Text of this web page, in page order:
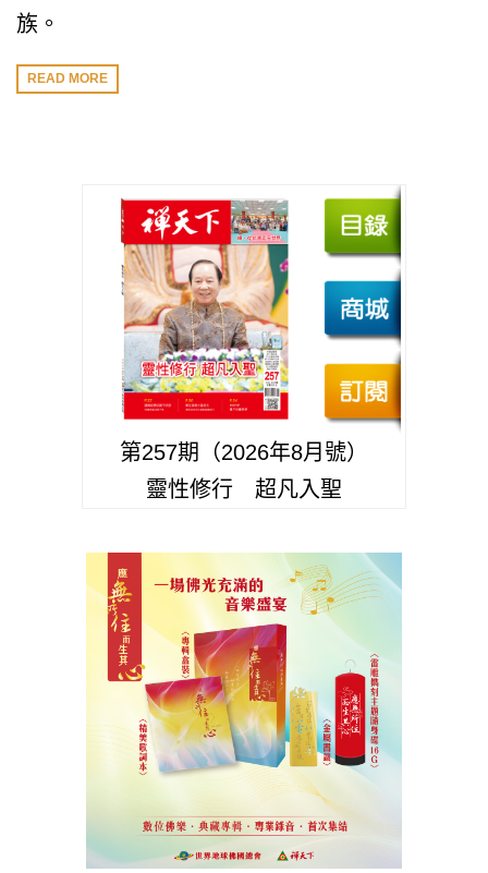
族。
READ MORE
第257期（2026年8月號）
靈性修行 超凡入聖